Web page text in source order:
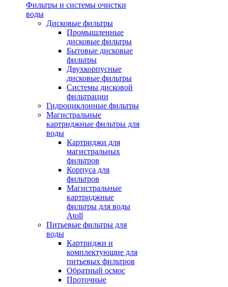
Фильтры и системы очистки
воды
Дисковые фильтры
Промышленные
дисковые фильтры
Бытовые дисковые
фильтры
Двухкорпусные
дисковые фильтры
Системы дисковой
фильтрации
Гидроциклонные фильтры
Магистральные
картриджные фильтры для
воды
Картриджи для
магистральных
фильтров
Корпуса для
фильтров
Магистральные
картриджные
фильтры для воды
Atoll
Питьевые фильтры для
воды
Картриджи и
комплектующие для
питьевых фильтров
Обратный осмос
Проточные